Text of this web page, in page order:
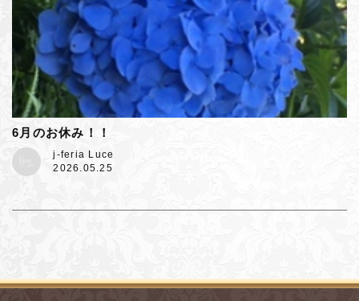
6月のお休み！！
j-feria Luce
2026.05.25